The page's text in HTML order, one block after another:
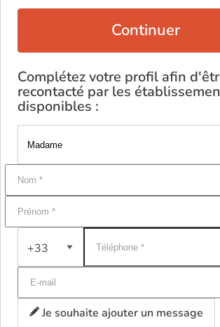
Continuer
Complétez votre profil afin
recontacté par les
disponibles :
+33
Je souhaite ajouter un message